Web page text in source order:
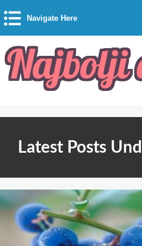
Navigate Here
Latest Posts